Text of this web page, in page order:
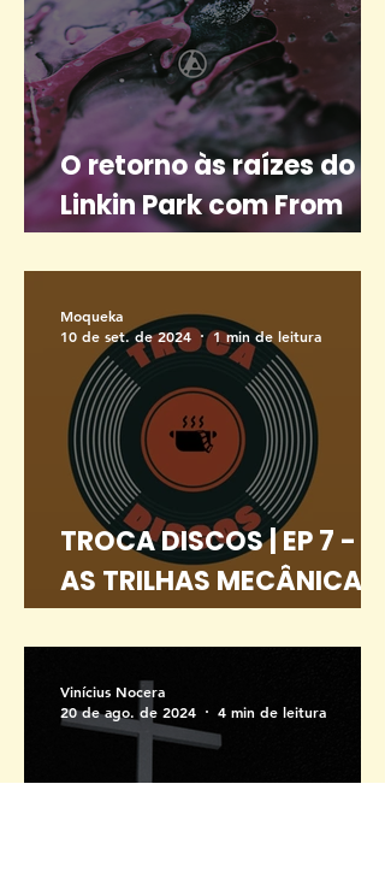
O retorno às raízes do
Linkin Park com From
Zero
TROCA DISCOS | EP 7 -
AS TRILHAS MECÂNICAS
E NADA LARANJAS
Moqueka
10 de set. de 2024
1 min de leitura
Vinícius Nocera
20 de ago. de 2024
4 min de leitura